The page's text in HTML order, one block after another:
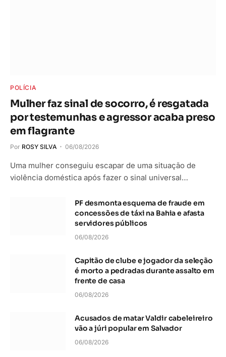
POLÍCIA
Mulher faz sinal de socorro, é resgatada
por testemunhas e agressor acaba preso
em flagrante
Por ROSY SILVA 06/08/2026
Uma mulher conseguiu escapar de uma situação de
violência doméstica após fazer o sinal universal…
PF desmonta esquema de fraude em
concessões de táxi na Bahia e afasta
servidores públicos
06/08/2026
Capitão de clube e jogador da seleção
é morto a pedradas durante assalto em
frente de casa
06/08/2026
Acusados de matar Valdir cabeleireiro
vão a júri popular em Salvador
06/08/2026